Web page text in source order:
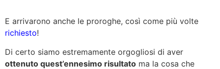
E arrivarono anche le proroghe, così come più volte
richiesto!
Di certo siamo estremamente orgogliosi di aver
ottenuto quest’ennesimo risultato ma la cosa che